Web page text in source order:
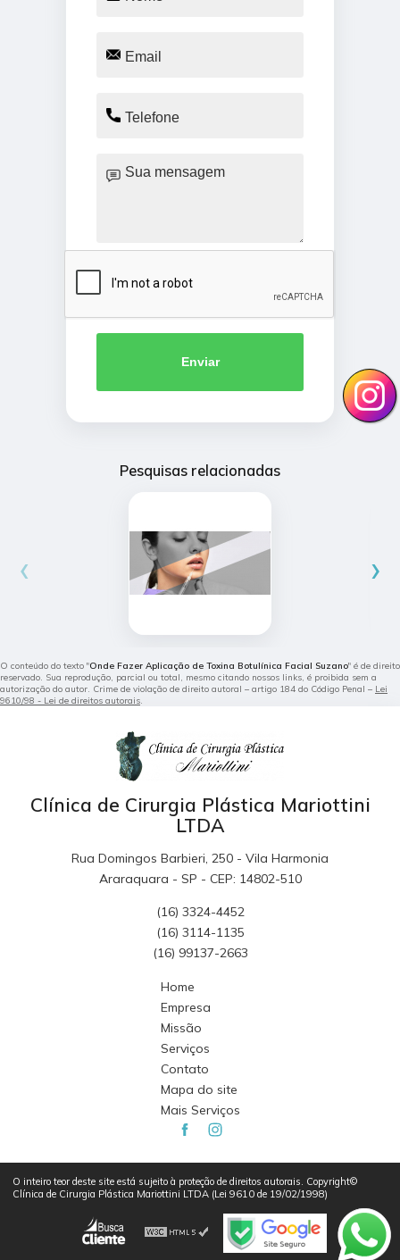
Enviar
Pesquisas relacionadas
‹ ›
O conteúdo do texto "Onde Fazer Aplicação de Toxina Botulínica Facial Suzano" é de direito
reservado. Sua reprodução, parcial ou total, mesmo citando nossos links, é proibida sem a
autorização do autor. Crime de violação de direito autoral – artigo 184 do Código Penal – Lei
9610/98 - Lei de direitos autorais.
Clínica de Cirurgia Plástica Mariottini
LTDA
Rua Domingos Barbieri, 250 - Vila Harmonia
Araraquara - SP - CEP: 14802-510
(16) 3324-4452
(16) 3114-1135
(16) 99137-2663
Home
Empresa
Missão
Serviços
Contato
Mapa do site
Mais Serviços
O inteiro teor deste site está sujeito à proteção de direitos autorais. Copyright©
Clínica de Cirurgia Plástica Mariottini LTDA (Lei 9610 de 19/02/1998)